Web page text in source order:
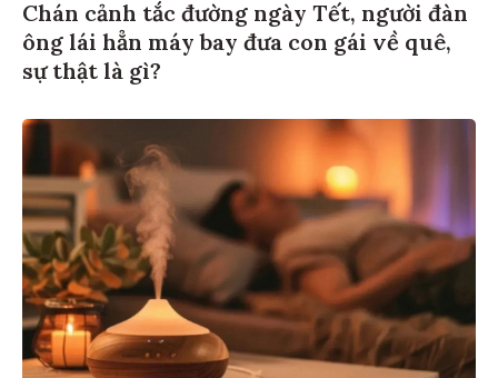
Chán cảnh tắc đường ngày Tết, người đàn
ông lái hẳn máy bay đưa con gái về quê,
sự thật là gì?